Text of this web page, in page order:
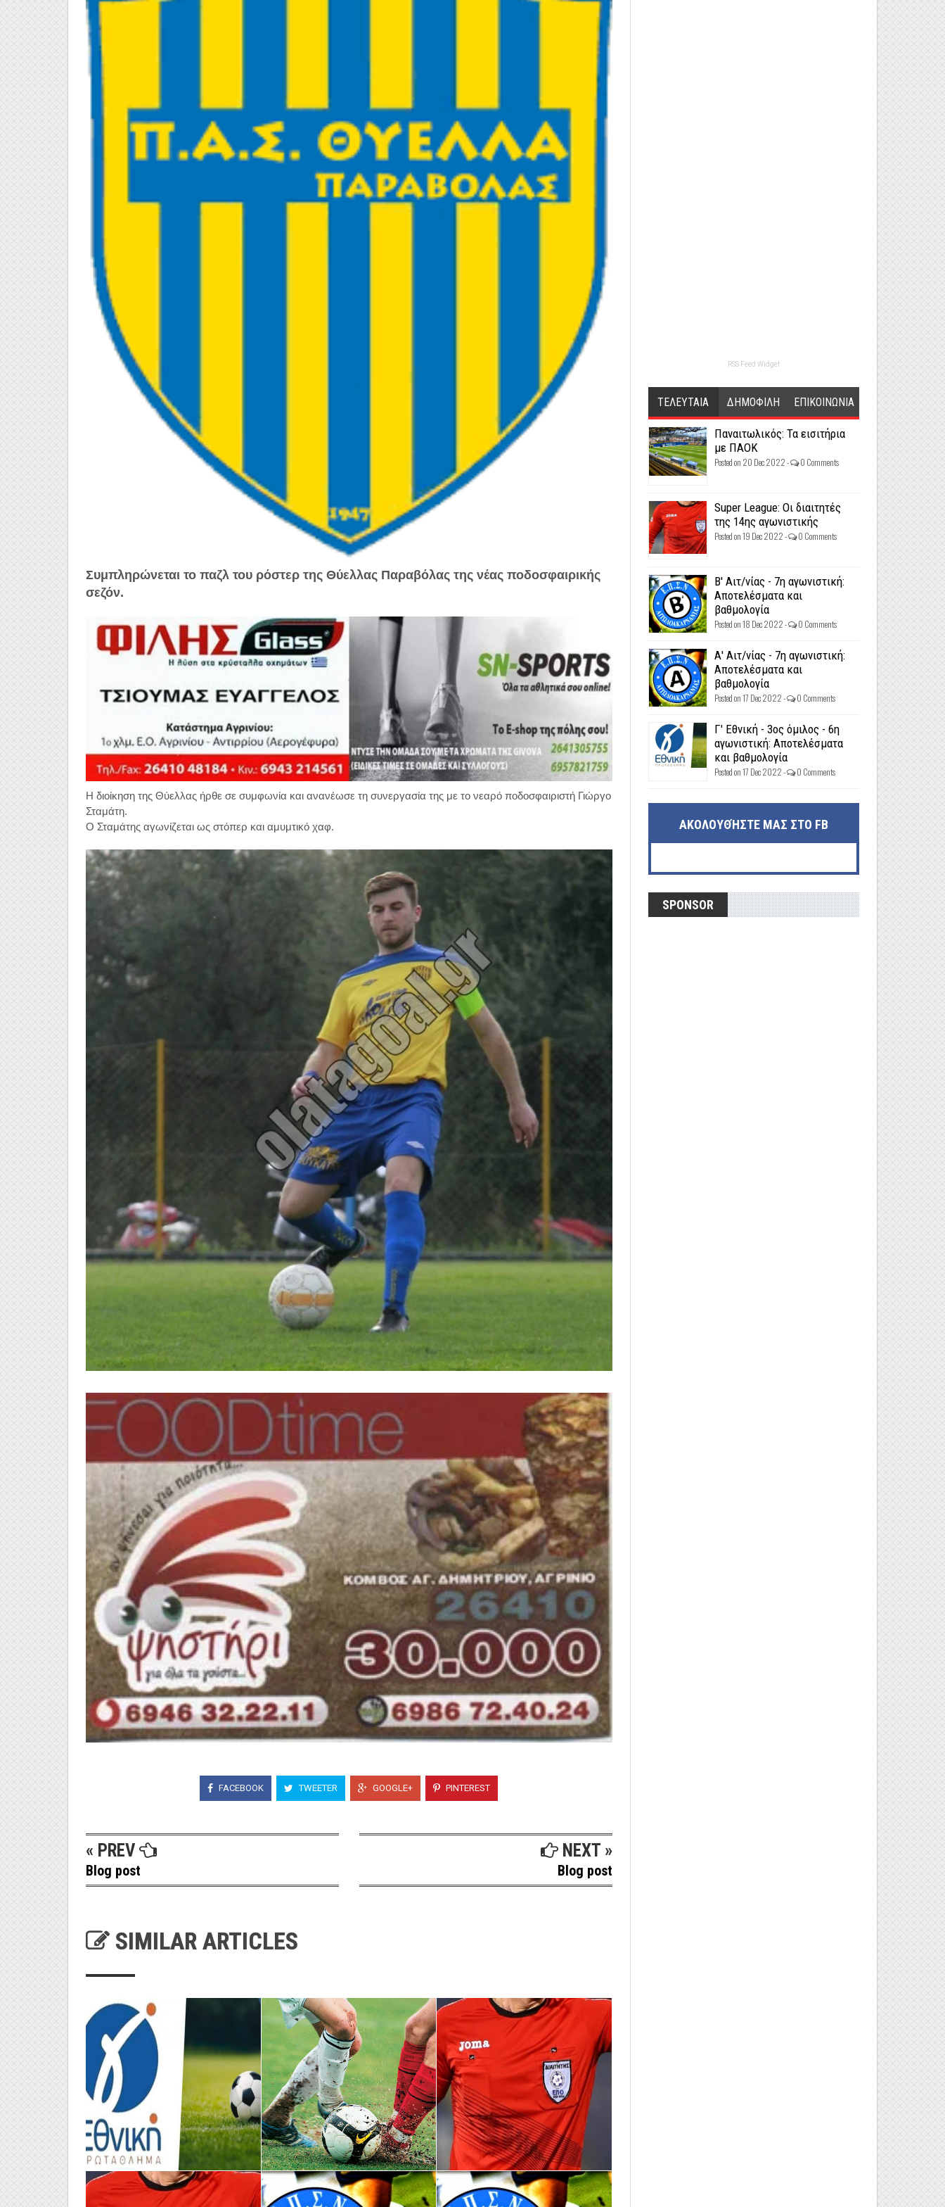
Συμπληρώνεται το παζλ του ρόστερ της Θύελλας Παραβόλας της νέας ποδοσφαιρικής
σεζόν.
Η διοίκηση της Θύελλας ήρθε σε συμφωνία και ανανέωσε τη συνεργασία της με το νεαρό ποδοσφαιριστή Γιώργο
Σταμάτη.
Ο Σταμάτης αγωνίζεται ως στόπερ και αμυμτικό χαφ.
FACEBOOK TWEETER GOOGLE+ PINTEREST
« PREV
Blog post
NEXT »
Blog post
SIMILAR ARTICLES
RSS Feed Widget
ΤΕΛΕΥΤΑΙΑ ΔΗΜΟΦΙΛΗ ΕΠΙΚΟΙΝΩΝΙΑ
Παναιτωλικός: Τα εισιτήρια
με ΠΑΟΚ
Posted on 20 Dec 2022 - 0 Comments
Super League: Οι διαιτητές
της 14ης αγωνιστικής
Posted on 19 Dec 2022 - 0 Comments
Β' Αιτ/νίας - 7η αγωνιστική:
Αποτελέσματα και
βαθμολογία
Posted on 18 Dec 2022 - 0 Comments
Α' Αιτ/νίας - 7η αγωνιστική:
Αποτελέσματα και
βαθμολογία
Posted on 17 Dec 2022 - 0 Comments
Γ' Εθνική - 3ος όμιλος - 6η
αγωνιστική: Αποτελέσματα
και βαθμολογία
Posted on 17 Dec 2022 - 0 Comments
ΑΚΟΛΟΥΘΉΣΤΕ ΜΑΣ ΣΤΟ FB
SPONSOR